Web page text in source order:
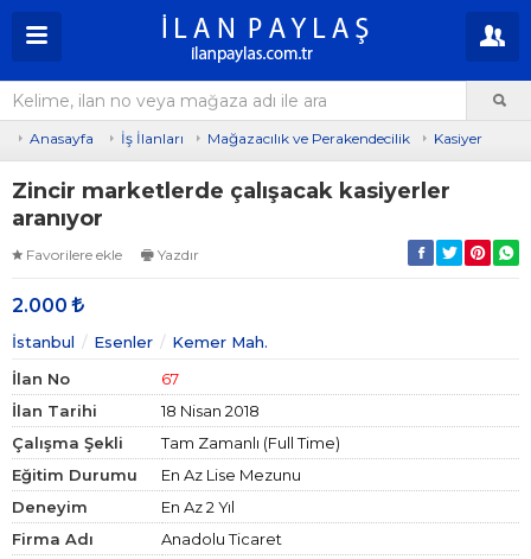
Anasayfa İş İlanları Mağazacılık ve Perakendecilik Kasiyer
Zincir marketlerde çalışacak kasiyerler
aranıyor
Favorilere ekle Yazdır
2.000
İstanbul Esenler
Kemer Mah.
İlan No
67
İlan Tarihi
18 Nisan 2018
Çalışma Şekli
Tam Zamanlı (Full Time)
Eğitim Durumu
En Az Lise Mezunu
Deneyim
En Az 2 Yıl
Firma Adı
Anadolu Ticaret